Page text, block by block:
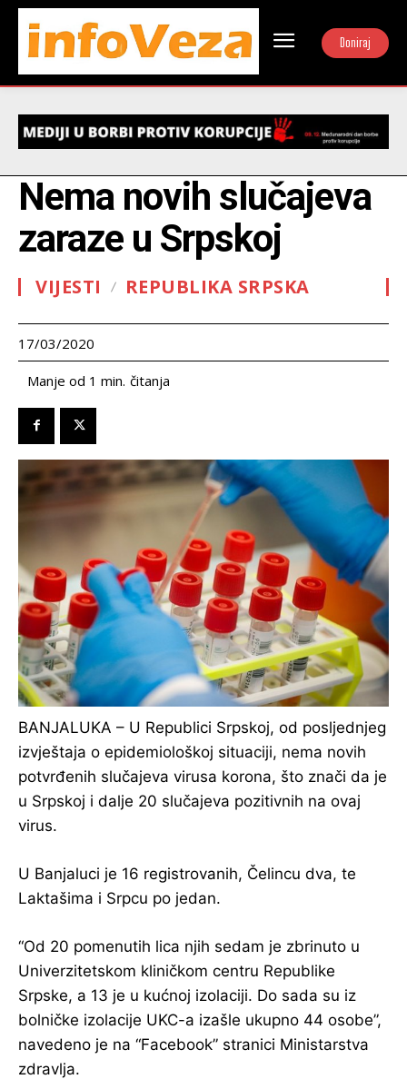
Doniraj
Nema novih slučajeva
zaraze u Srpskoj
VIJESTI REPUBLIKA SRPSKA
17/03/2020
Manje od 1 min. čitanja
BANJALUKA – U Republici Srpskoj, od posljednjeg
izvještaja o epidemiološkoj situaciji, nema novih
potvrđenih slučajeva virusa korona, što znači da je
u Srpskoj i dalje 20 slučajeva pozitivnih na ovaj
virus.
U Banjaluci je 16 registrovanih, Čelincu dva, te
Laktašima i Srpcu po jedan.
“Od 20 pomenutih lica njih sedam je zbrinuto u
Univerzitetskom kliničkom centru Republike
Srpske, a 13 je u kućnoj izolaciji. Do sada su iz
bolničke izolacije UKC-a izašle ukupno 44 osobe”,
navedeno je na “Facebook” stranici Ministarstva
zdravlja.